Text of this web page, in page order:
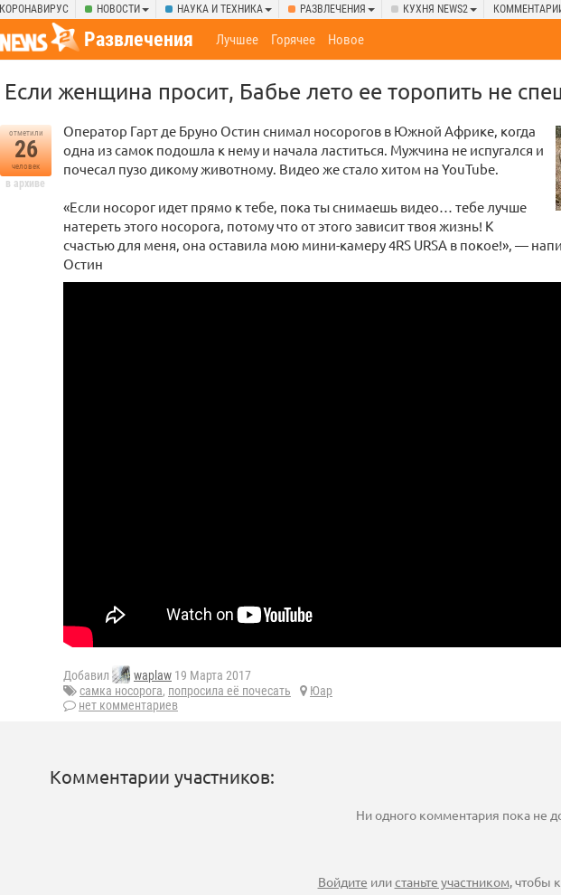
КОРОНАВИРУС НОВОСТИ НАУКА И ТЕХНИКА РАЗВЛЕЧЕНИЯ КУХНЯ NEWS2
Развлечения Лучшее Горячее Новое
Если женщина просит, Бабье лето ее торопить не
отметили
26
человек
в архиве
Оператор Гарт де Бруно Остин снимал носорогов в Южной Африке, когда
одна из самок подошла к нему и начала ластиться. Мужчина не испугался и
почесал пузо дикому животному. Видео же стало хитом на YouTube.
«Если носорог идет прямо к тебе, пока ты снимаешь видео… тебе лучше
натереть этого носорога, потому что от этого зависит твоя жизнь! К
счастью для меня, она оставила мою мини-камеру 4RS URSA в покое!», —
Остин
Добавил waplaw 19 Марта 2017
самка носорога, попросила её почесать
Юар
нет комментариев
Комментарии участников:
Ни одного комментария пока не
Войдите илистаньте участником, чтобы